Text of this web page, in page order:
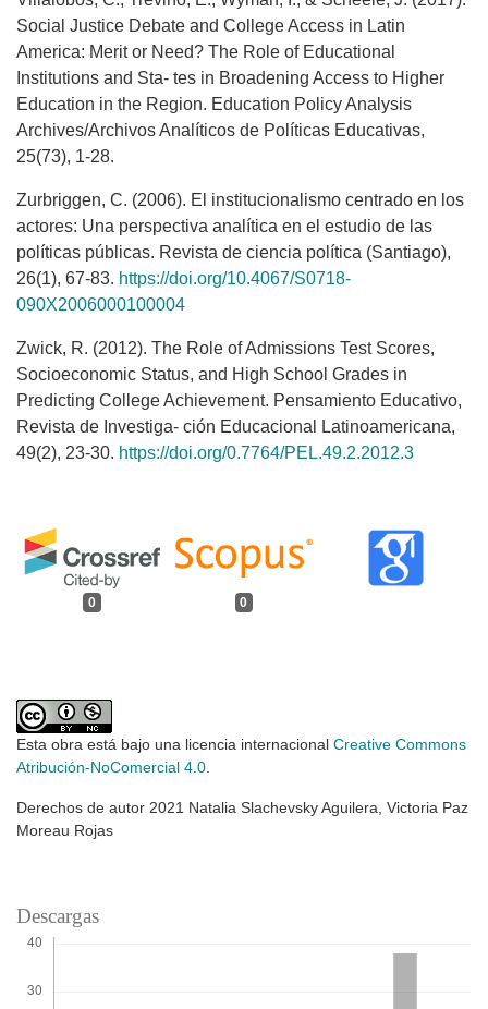
0 0
Social Justice Debate and College Access in Latin
America: Merit or Need? The Role of Educational
Institutions and Sta- tes in Broadening Access to Higher
Education in the Region. Education Policy Analysis
Archives/Archivos Analíticos de Políticas Educativas,
25(73), 1-28.
Zurbriggen, C. (2006). El institucionalismo centrado en los
actores: Una perspectiva analítica en el estudio de las
políticas públicas. Revista de ciencia política (Santiago),
26(1), 67-83. https://doi.org/10.4067/S0718-
090X2006000100004
Zwick, R. (2012). The Role of Admissions Test Scores,
Socioeconomic Status, and High School Grades in
Predicting College Achievement. Pensamiento Educativo,
Revista de Investiga- ción Educacional Latinoamericana,
49(2), 23-30. https://doi.org/0.7764/PEL.49.2.2012.3
Esta obra está bajo una licencia internacional Creative Commons
Atribución-NoComercial 4.0
Derechos de autor 2021 Natalia Slachevsky Aguilera, Victoria Paz
Moreau Rojas
Descargas